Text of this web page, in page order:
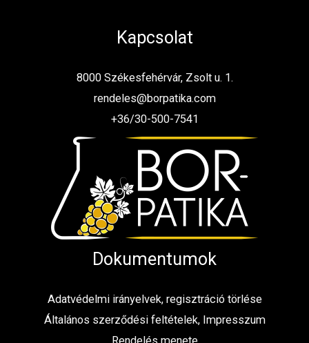
Kapcsolat
8000 Székesfehérvár, Zsolt u. 1.
rendeles@borpatika.com
+36/30-500-7541
Dokumentumok
Adatvédelmi irányelvek, regisztráció törlése
Általános szerződési feltételek, Impresszum